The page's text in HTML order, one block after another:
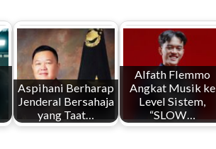
Aspihani Berharap
Jenderal Bersahaja
yang Taat…
Alfath Flemmo
Angkat Musik ke
Level Sistem,
“SLOW…